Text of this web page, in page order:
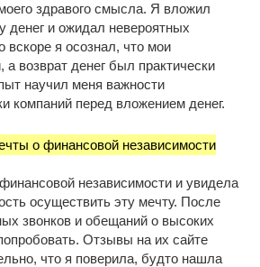
здравого смысла. Я вложил
денег и ожидал невероятных
вскоре я осознал, что мои
а возврат денег был практически
научил меня важности
компаний перед вложением денег.
о финансовой независимости
независимости и увидела
осуществить эту мечту. После
звонков и обещаний о высоких
Отзывы на их сайте
что я поверила, будто нашла